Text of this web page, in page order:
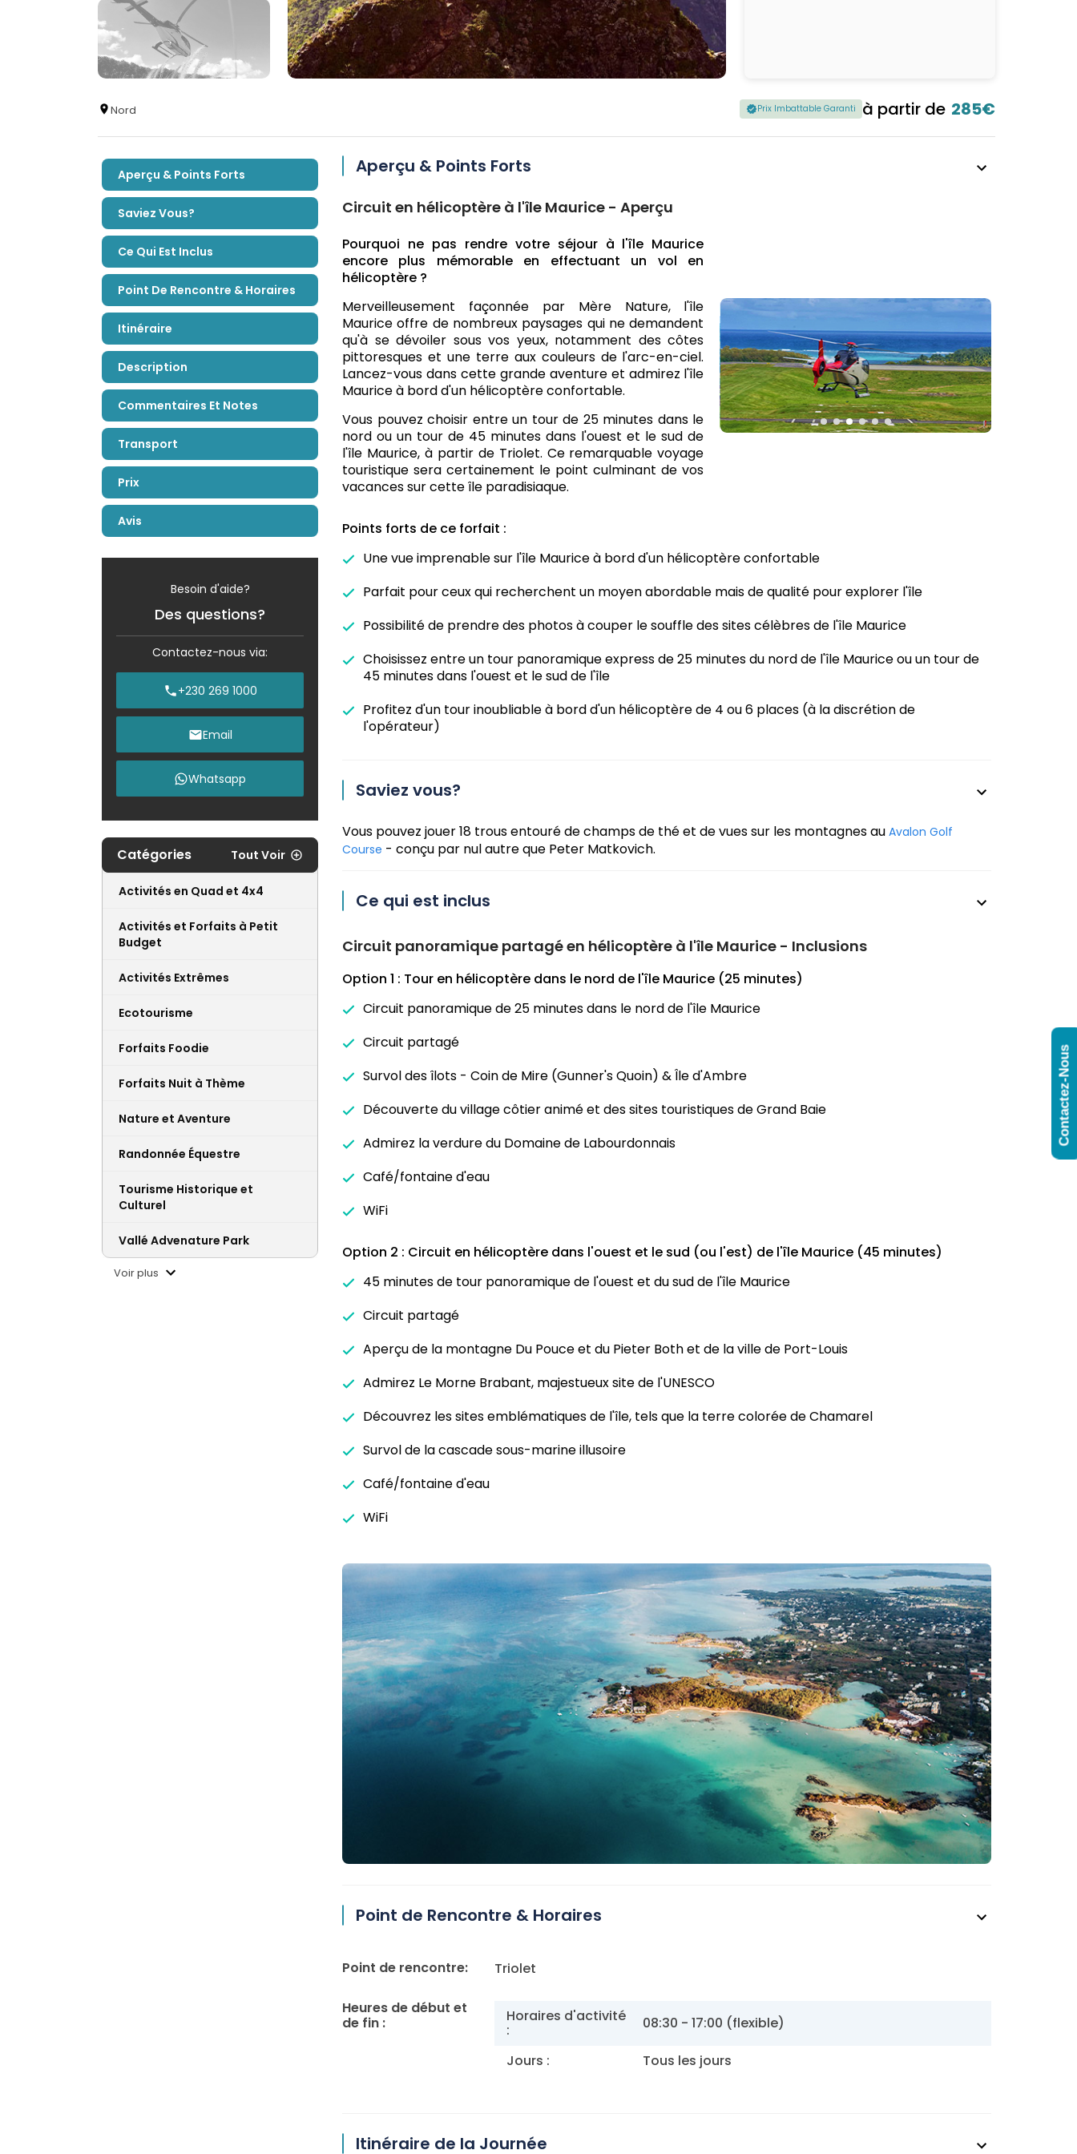
Nord Prix Imbattable Garanti à partir de 285€
Aperçu & Points Forts
Saviez Vous?
Ce Qui Est Inclus
Point De Rencontre & Horaires
Itinéraire
Description
Commentaires Et Notes
Transport
Prix
Avis
Besoin d'aide?
Des questions?
Contactez-nous via:
+230 269 1000
Email
Whatsapp
Catégories Tout Voir
Activités en Quad et 4x4
Activités et Forfaits à Petit
Budget
Activités Extrêmes
Ecotourisme
Forfaits Foodie
Forfaits Nuit à Thème
Nature et Aventure
Randonnée Équestre
Tourisme Historique et
Culturel
Vallé Advenature Park
Voir plus
Aperçu & Points Forts
Circuit en hélicoptère à l'île Maurice - Aperçu
Pourquoi ne pas rendre votre séjour à l'île Maurice
encore plus mémorable en effectuant un vol en
hélicoptère ?
Merveilleusement façonnée par Mère Nature, l'île
Maurice offre de nombreux paysages qui ne demandent
qu'à se dévoiler sous vos yeux, notamment des côtes
pittoresques et une terre aux couleurs de l'arc-en-ciel.
Lancez-vous dans cette grande aventure et admirez l'île
Maurice à bord d'un hélicoptère confortable.
Vous pouvez choisir entre un tour de 25 minutes dans le
nord ou un tour de 45 minutes dans l'ouest et le sud de
l'île Maurice, à partir de Triolet. Ce remarquable voyage
touristique sera certainement le point culminant de vos
vacances sur cette île paradisiaque.
Points forts de ce forfait :
Une vue imprenable sur l'île Maurice à bord d'un hélicoptère confortable
Parfait pour ceux qui recherchent un moyen abordable mais de qualité pour explorer l'île
Possibilité de prendre des photos à couper le souffle des sites célèbres de l'île Maurice
Choisissez entre un tour panoramique express de 25 minutes du nord de l'île Maurice ou un tour de
45 minutes dans l'ouest et le sud de l'île
Profitez d'un tour inoubliable à bord d'un hélicoptère de 4 ou 6 places (à la discrétion de
l'opérateur)
Saviez vous?
Vous pouvez jouer 18 trous entouré de champs de thé et de vues sur les montagnes au Avalon Golf
Course - conçu par nul autre que Peter Matkovich.
Ce qui est inclus
Circuit panoramique partagé en hélicoptère à l'île Maurice - Inclusions
Option 1 : Tour en hélicoptère dans le nord de l'île Maurice (25 minutes)
Circuit panoramique de 25 minutes dans le nord de l'île Maurice
Circuit partagé
Survol des îlots - Coin de Mire (Gunner's Quoin) & Île d'Ambre
Découverte du village côtier animé et des sites touristiques de Grand Baie
Admirez la verdure du Domaine de Labourdonnais
Café/fontaine d'eau
WiFi
Option 2 : Circuit en hélicoptère dans l'ouest et le sud (ou l'est) de l'île Maurice (45 minutes)
45 minutes de tour panoramique de l'ouest et du sud de l'île Maurice
Circuit partagé
Aperçu de la montagne Du Pouce et du Pieter Both et de la ville de Port-Louis
Admirez Le Morne Brabant, majestueux site de l'UNESCO
Découvrez les sites emblématiques de l'île, tels que la terre colorée de Chamarel
Survol de la cascade sous-marine illusoire
Café/fontaine d'eau
WiFi
Point de Rencontre & Horaires
Point de rencontre: Triolet
Heures de début et
de fin :
Horaires d'activité
: 08:30 - 17:00 (flexible)
Jours : Tous les jours
Itinéraire de la Journée
Contactez-Nous